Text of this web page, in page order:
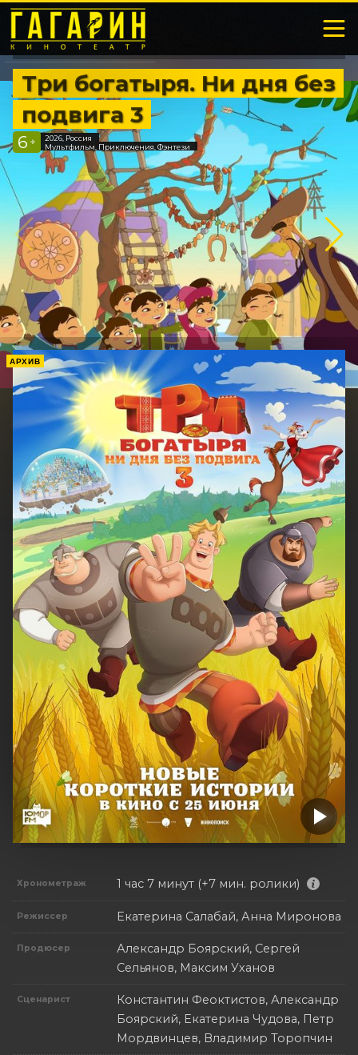
Три богатыря. Ни дня без
подвига 3
6 +
2026, Россия
Мультфильм, Приключения, Фэнтези
АРХИВ
Хронометраж 1 час 7 минут (+7 мин. ролики)
Режиссер Екатерина Салабай, Анна Миронова
Продюсер
Александр Боярский, Сергей
Сельянов, Максим Уханов
Сценарист
Константин Феоктистов, Александр
Боярский, Екатерина Чудова, Петр
Мордвинцев, Владимир Торопчин